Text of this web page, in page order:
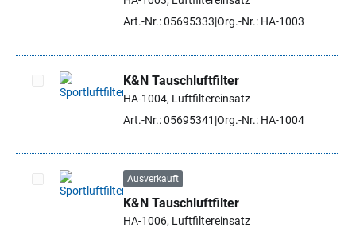
Art.-Nr.: 05695333 Org.-Nr.: HA-1003
Artikel auswählen
K&N Tauschluftfilter
HA-1004, Luftfiltereinsatz
Art.-Nr.: 05695341 Org.-Nr.: HA-1004
Artikel auswählen
Ausverkauft
K&N Tauschluftfilter
HA-1006, Luftfiltereinsatz